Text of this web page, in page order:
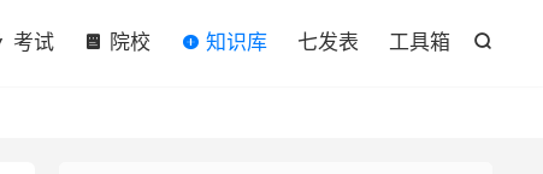

考试 院校 知识库 七发表 工具箱